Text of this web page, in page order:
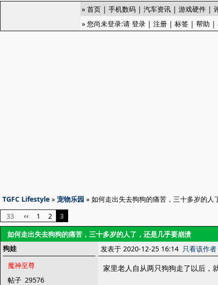
» 首页 | 手机数码 | 汽车资讯 | 游戏硬件 |
» 您尚未登录:请 登录 | 注册 | 标签 | 帮助 |
TGFC Lifestyle » 宠物乐园 » 如何走出失去狗狗的痛苦，三十多岁的人
33
‹‹ 1 2
3
如何走出失去狗狗的痛苦，三十多岁的人了，还是几乎要崩溃
狗娃
魔神至尊
帖子 29576
发表于 2020-12-25 16:14 只看该作者
家里老人自从两只狗狗走了以后，